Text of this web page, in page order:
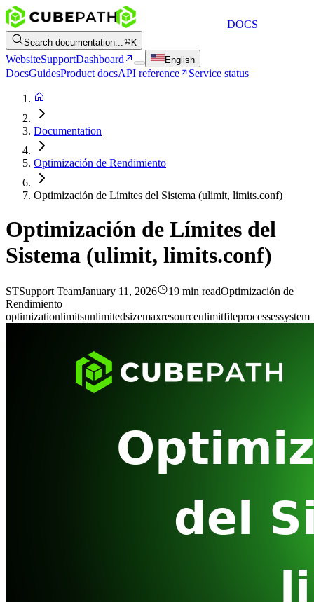
DOCS
Search documentation... K
WebsiteSupportDashboard English
DocsGuidesProduct docsAPI reference Service status
Documentation
Optimización de Rendimiento
Optimización de Límites del Sistema (ulimit, limits.conf)
Optimización de Límites del
Sistema (ulimit, limits.conf)
STSupport TeamJanuary 11, 2026 19 min readOptimización de
Rendimiento
optimizationlimitsunlimitedsizemaxresourceulimitfileprocessessystem